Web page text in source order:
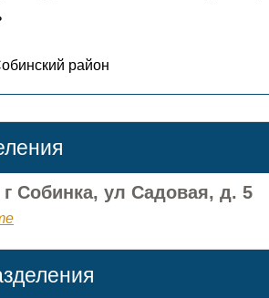
район
Собинка, ул Садовая, д. 5